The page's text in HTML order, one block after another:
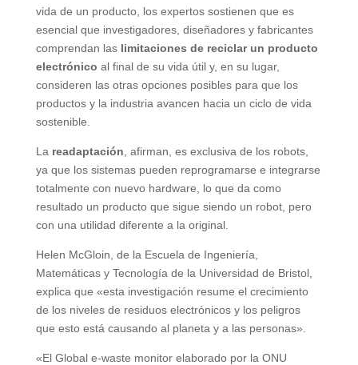
vida de un producto, los expertos sostienen que es
esencial que investigadores, diseñadores y fabricantes
comprendan las limitaciones de reciclar un producto
electrónico al final de su vida útil y, en su lugar,
consideren las otras opciones posibles para que los
productos y la industria avancen hacia un ciclo de vida
sostenible.
La readaptación , afirman, es exclusiva de los robots,
ya que los sistemas pueden reprogramarse e integrarse
totalmente con nuevo hardware, lo que da como
resultado un producto que sigue siendo un robot, pero
con una utilidad diferente a la original.
Helen McGloin, de la Escuela de Ingeniería,
Matemáticas y Tecnología de la Universidad de Bristol,
explica que «esta investigación resume el crecimiento
de los niveles de residuos electrónicos y los peligros
que esto está causando al planeta y a las personas».
«El Global e-waste monitor elaborado por la ONU